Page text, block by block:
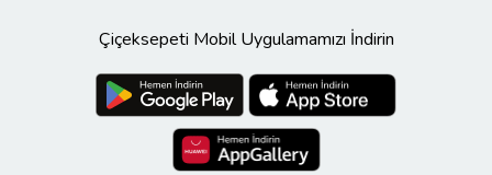
Çiçeksepeti Mobil Uygulamamızı İndirin